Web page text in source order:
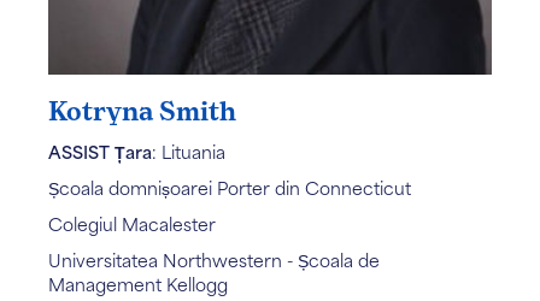
Kotryna Smith
ASSIST Țara: Lituania
Școala domnișoarei Porter din Connecticut
Colegiul Macalester
Universitatea Northwestern - Școala de
Management Kellogg